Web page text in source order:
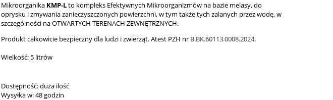
MikroorganikaKMP-Lto kompleks Efektywnych Mikroorganizmów na bazie melasy, do
oprysku i zmywania zanieczyszczonych powierzchni, w tym także tych zalanych przez wodę, w
szczególności na OTWARTYCH TERENACH ZEWNĘTRZNYCH.
Produkt całkowicie bezpieczny dla ludzi i zwierząt. Atest PZH nr B.BK.60113.0008.2024.
Wielkość: 5 litrów
Dostępność:duża ilość
Wysyłka w:48 godzin